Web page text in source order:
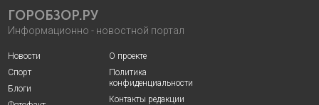
ГОРОБЗОР.РУ
Информационно - новостной портал
Новости
Спорт
Блоги
О проекте
Политика
конфиденциальности
Контакты редакции